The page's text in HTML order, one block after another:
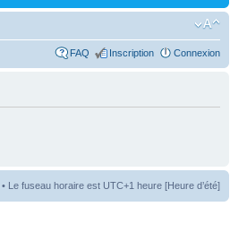
FAQ Inscription Connexion
• Le fuseau horaire est UTC+1 heure [Heure d’été]